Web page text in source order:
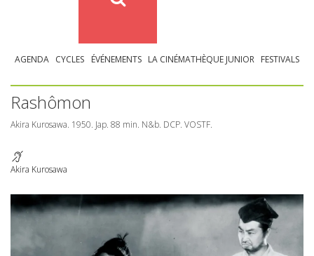
AGENDA CYCLES ÉVÉNEMENTS LA CINÉMATHÈQUE JUNIOR FESTIVALS
Rashômon
Akira Kurosawa. 1950. Jap. 88 min. N&b. DCP. VOSTF.
Akira Kurosawa